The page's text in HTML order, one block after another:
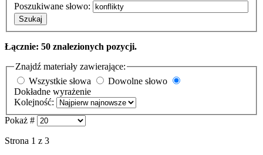
Poszukiwane słowo:
Szukaj
Łącznie: 50 znalezionych pozycji.
Znajdź materiały zawierające:
Wszystkie słowa
Dowolne słowo
Dokładne wyrażenie
Kolejność:
Pokaż #
Strona 1 z 3